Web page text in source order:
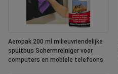
Aeropak 200 ml milieuvriendelijke
spuitbus Schermreiniger voor
computers en mobiele telefoons